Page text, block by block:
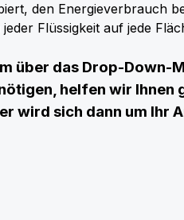
den Energieverbrauch
Flüssigkeit auf jede
über das Drop-Down-
helfen wir Ihnen
wird sich dann um Ihr